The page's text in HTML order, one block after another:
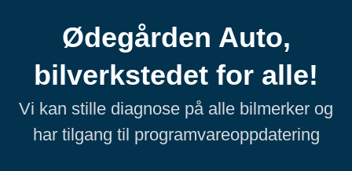
Ødegården Auto,
bilverkstedet for alle!
Vi kan stille diagnose på alle bilmerker og
har tilgang til programvareoppdatering